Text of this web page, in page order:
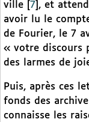
ville
7 , et
avoir lu le
de Fourier, le 7
« votre discours
des larmes de
Puis, après ces
fonds des
connaisse les